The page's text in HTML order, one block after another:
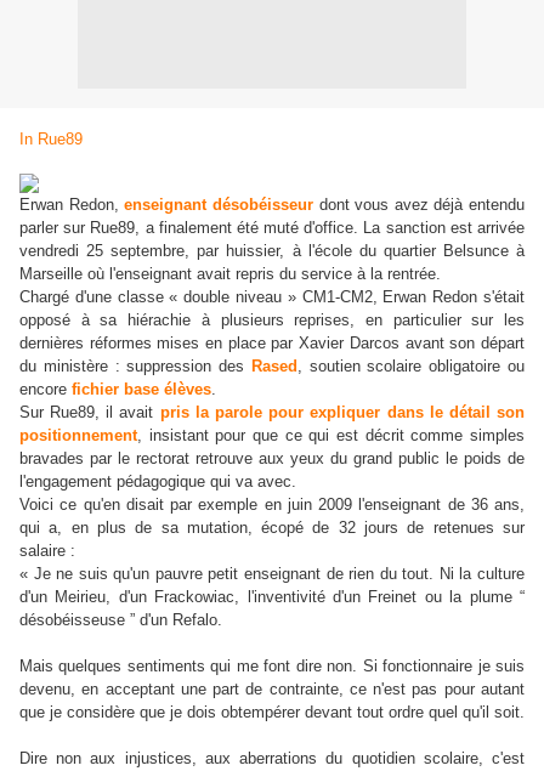
In Rue89
Erwan Redon, enseignant désobéisseur dont vous avez déjà entendu
parler sur Rue89, a finalement été muté d'office. La sanction est arrivée
vendredi 25 septembre, par huissier, à l'école du quartier Belsunce à
Marseille où l'enseignant avait repris du service à la rentrée.
Chargé d'une classe « double niveau » CM1-CM2, Erwan Redon s'était
opposé à sa hiérachie à plusieurs reprises, en particulier sur les
dernières réformes mises en place par Xavier Darcos avant son départ
du ministère : suppression des Rased , soutien scolaire obligatoire ou
encore fichier base élèves.
Sur Rue89, il avait pris la parole pour expliquer dans le détail son
positionnement, insistant pour que ce qui est décrit comme simples
bravades par le rectorat retrouve aux yeux du grand public le poids de
l'engagement pédagogique qui va avec.
Voici ce qu'en disait par exemple en juin 2009 l'enseignant de 36 ans,
qui a, en plus de sa mutation, écopé de 32 jours de retenues sur
salaire :
« Je ne suis qu'un pauvre petit enseignant de rien du tout. Ni la culture
d'un Meirieu, d'un Frackowiac, l'inventivité d'un Freinet ou la plume “
désobéisseuse ” d'un Refalo.
Mais quelques sentiments qui me font dire non. Si fonctionnaire je suis
devenu, en acceptant une part de contrainte, ce n'est pas pour autant
que je considère que je dois obtempérer devant tout ordre quel qu'il soit.
Dire non aux injustices, aux aberrations du quotidien scolaire, c'est